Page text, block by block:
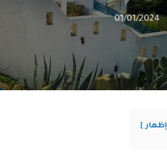
01/01/2024
إظهار